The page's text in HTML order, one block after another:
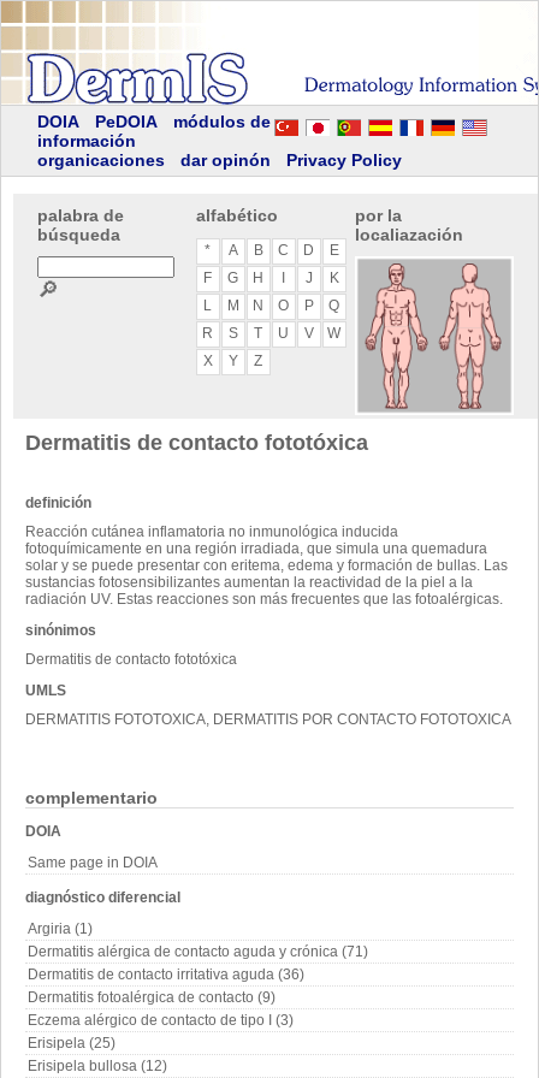
DOIA PeDOIA
módulos de
información
organicaciones
dar opinón Privacy Policy
palabra de
búsqueda
🔎
alfabético
* A B C D
E
F
G H J
K
L
M N O P
Q
R
S T U V
W
X
Y Z
por la
localiazación
complementario
DOIA
Same page in DOIA
diagnóstico diferencial
Argiria (1)
Dermatitis alérgica de contacto aguda y crónica (71)
Dermatitis de contacto irritativa aguda (36)
Dermatitis fotoalérgica de contacto (9)
Eczema alérgico de contacto de tipo I (3)
Erisipela (25)
Erisipela bullosa (12)
Dermatitis de contacto fototóxica
definición
Reacción cutánea inflamatoria no inmunológica inducida
fotoquímicamente en una región irradiada, que simula una quemadura
solar y se puede presentar con eritema, edema y formación de bullas. Las
sustancias fotosensibilizantes aumentan la reactividad de la piel a la
radiación UV. Estas reacciones son más frecuentes que las fotoalérgicas.
sinónimos
Dermatitis de contacto fototóxica
UMLS
DERMATITIS FOTOTOXICA, DERMATITIS POR CONTACTO FOTOTOXICA